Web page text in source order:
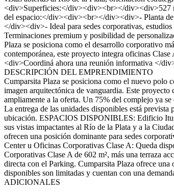
<div>Superficies:</div><div><br></div><div>527
del espacio:</div><div><br></div><div>- Planta
</div><div>- Ideal para sedes corporativas,
Terminaciones premium y posibilidad de
Plaza se posiciona como el desarrollo corporativo
contemporánea, este proyecto integra oficinas
<div>Coordiná ahora una reunión informativa </
DESCRIPCIÓN DEL EMPRENDIMIENTO
Cumparsita Plaza se posiciona como el nuevo polo
imagen arquitectónica de vanguardia. Este
ampliamente a la oferta. Un 75% del complejo ya
La entrega de las unidades disponibles está
ubicación. ESPACIOS DISPONIBLES: Edificio
sus vistas impactantes al Río de la Plata y a la
ofrecen una posición dominante para sedes
Center u Oficinas Corporativas Clase A: Queda
Corporativas Clase A de 602 m², más una terraza
directa con el Parking. Cumparsita Plaza ofrece
disponibles son limitadas y cuentan con una
ADICIONALES